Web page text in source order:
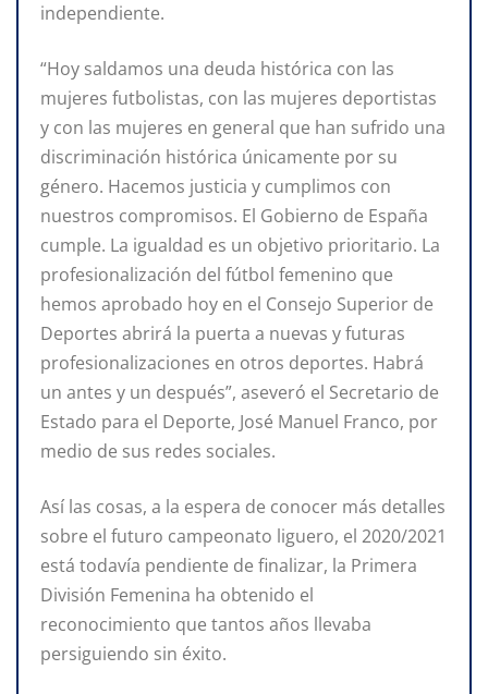
independiente.
“Hoy saldamos una deuda histórica con las
mujeres futbolistas, con las mujeres deportistas
y con las mujeres en general que han sufrido una
discriminación histórica únicamente por su
género. Hacemos justicia y cumplimos con
nuestros compromisos. El Gobierno de España
cumple. La igualdad es un objetivo prioritario. La
profesionalización del fútbol femenino que
hemos aprobado hoy en el Consejo Superior de
Deportes abrirá la puerta a nuevas y futuras
profesionalizaciones en otros deportes. Habrá
un antes y un después”, aseveró el Secretario de
Estado para el Deporte, José Manuel Franco, por
medio de sus redes sociales.
Así las cosas, a la espera de conocer más detalles
sobre el futuro campeonato liguero, el 2020/2021
está todavía pendiente de finalizar, la Primera
División Femenina ha obtenido el
reconocimiento que tantos años llevaba
persiguiendo sin éxito.